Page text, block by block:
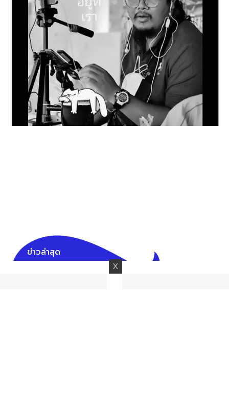
ข่าวล่าสุด